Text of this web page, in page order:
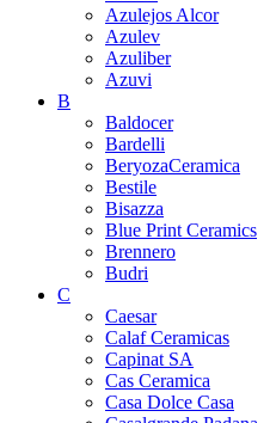
Azulejos Alcor
Azulev
Azuliber
Azuvi
B
Baldocer
Bardelli
BeryozaCeramica
Bestile
Bisazza
Blue Print Ceramics
Brennero
Budri
C
Caesar
Calaf Ceramicas
Capinat SA
Cas Ceramica
Casa Dolce Casa